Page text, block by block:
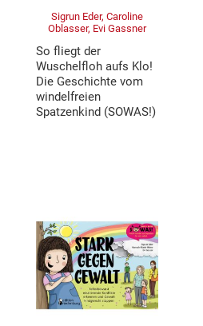
Sigrun Eder, Caroline
Oblasser, Evi Gassner
So fliegt der
Wuschelfloh aufs Klo!
Die Geschichte vom
windelfreien
Spatzenkind (SOWAS!)